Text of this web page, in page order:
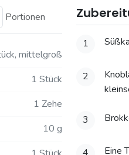
Portionen
mittelgroß
1 Stück
1 Zehe
10 g
1
2
3
Eine